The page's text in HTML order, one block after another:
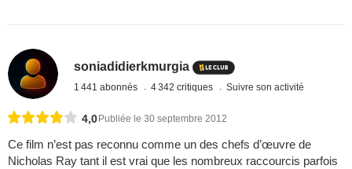
soniadidierkmurgia
1 441 abonnés 4 342 critiques Suivre son activité
4,0 Publiée le 30 septembre 2012
Ce film n’est pas reconnu comme un des chefs d’œuvre de
Nicholas Ray tant il est vrai que les nombreux raccourcis parfois